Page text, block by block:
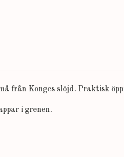
från Konges slöjd. Praktisk
i grenen.